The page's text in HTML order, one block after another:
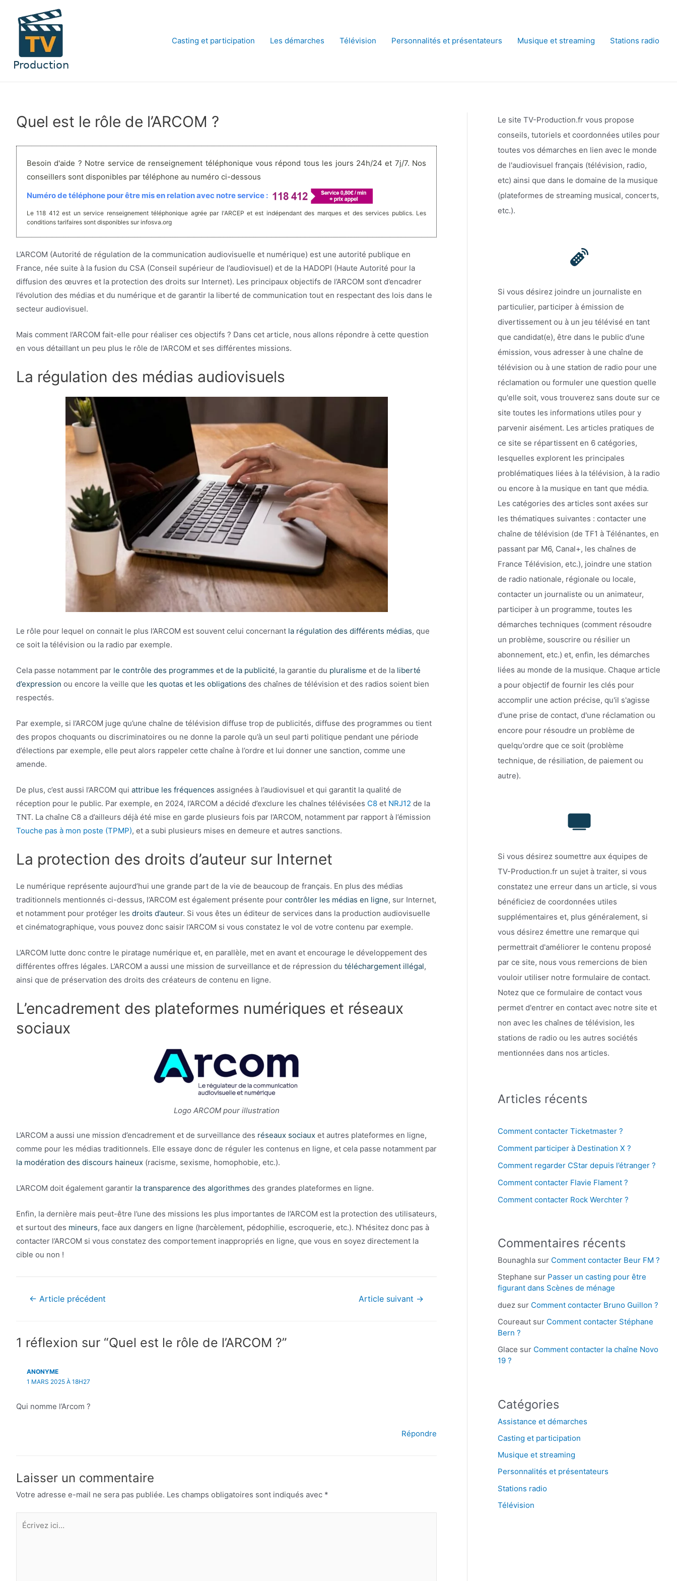
contenu
Casting et participation Les démarches Télévision Personnalités et présentateurs Musique et streaming Stations radio
Quel est le rôle de l’ARCOM ?
Besoin d'aide ? Notre service de renseignement téléphonique vous répond tous les jours 24h/24 et 7j/7. Nos
conseillers sont disponibles par téléphone au numéro ci-dessous
Numéro de téléphone pour être mis en relation avec notre service :
Le 118 412 est un service renseignement téléphonique agrée par l'ARCEP et est indépendant des marques et des services publics. Les
conditions tarifaires sont disponibles sur infosva.org
L’ARCOM (Autorité de régulation de la communication audiovisuelle et numérique) est une autorité publique en
France, née suite à la fusion du CSA (Conseil supérieur de l’audiovisuel) et de la HADOPI (Haute Autorité pour la
diffusion des œuvres et la protection des droits sur Internet). Les principaux objectifs de l’ARCOM sont d’encadrer
l’évolution des médias et du numérique et de garantir la liberté de communication tout en respectant des lois dans le
secteur audiovisuel.
Mais comment l’ARCOM fait-elle pour réaliser ces objectifs ? Dans cet article, nous allons répondre à cette question
en vous détaillant un peu plus le rôle de l’ARCOM et ses différentes missions.
La régulation des médias audiovisuels
Le rôle pour lequel on connait le plus l’ARCOM est souvent celui concernant la régulation des différents médias, que
ce soit la télévision ou la radio par exemple.
Cela passe notamment par le contrôle des programmes et de la publicité, la garantie du pluralisme et de la liberté
d’expression ou encore la veille que les quotas et les obligations des chaînes de télévision et des radios soient bien
respectés.
Par exemple, si l’ARCOM juge qu’une chaîne de télévision diffuse trop de publicités, diffuse des programmes ou tient
des propos choquants ou discriminatoires ou ne donne la parole qu’à un seul parti politique pendant une période
d’élections par exemple, elle peut alors rappeler cette chaîne à l’ordre et lui donner une sanction, comme une
amende.
De plus, c’est aussi l’ARCOM qui attribue les fréquences assignées à l’audiovisuel et qui garantit la qualité de
réception pour le public. Par exemple, en 2024, l’ARCOM a décidé d’exclure les chaînes télévisées C8 et NRJ12 de la
TNT. La chaîne C8 a d’ailleurs déjà été mise en garde plusieurs fois par l’ARCOM, notamment par rapport à l’émission
Touche pas à mon poste (TPMP), et a subi plusieurs mises en demeure et autres sanctions.
La protection des droits d’auteur sur Internet
Le numérique représente aujourd’hui une grande part de la vie de beaucoup de français. En plus des médias
traditionnels mentionnés ci-dessus, l’ARCOM est également présente pour contrôler les médias en ligne, sur Internet,
et notamment pour protéger les droits d’auteur. Si vous êtes un éditeur de services dans la production audiovisuelle
et cinématographique, vous pouvez donc saisir l’ARCOM si vous constatez le vol de votre contenu par exemple.
L’ARCOM lutte donc contre le piratage numérique et, en parallèle, met en avant et encourage le développement des
différentes offres légales. L’ARCOM a aussi une mission de surveillance et de répression du téléchargement illégal,
ainsi que de préservation des droits des créateurs de contenu en ligne.
L’encadrement des plateformes numériques et réseaux
sociaux
Logo ARCOM pour illustration
L’ARCOM a aussi une mission d’encadrement et de surveillance des réseaux sociaux et autres plateformes en ligne,
comme pour les médias traditionnels. Elle essaye donc de réguler les contenus en ligne, et cela passe notamment par
la modération des discours haineux (racisme, sexisme, homophobie, etc.).
L’ARCOM doit également garantir la transparence des algorithmes des grandes plateformes en ligne.
Enfin, la dernière mais peut-être l’une des missions les plus importantes de l’ARCOM est la protection des utilisateurs,
et surtout des mineurs, face aux dangers en ligne (harcèlement, pédophilie, escroquerie, etc.). N’hésitez donc pas à
contacter l’ARCOM si vous constatez des comportement inappropriés en ligne, que vous en soyez directement la
cible ou non !
Navigation
← Article précédent Article suivant →
1 réflexion sur “Quel est le rôle de l’ARCOM ?”
ANONYME
1 MARS 2025 À 18H27
Qui nomme l’Arcom ?
Répondre
Laisser un commentaire
Votre adresse e-mail ne sera pas publiée. Les champs obligatoires sont indiqués avec *
Écrivez
Le site TV-Production.fr vous propose
conseils, tutoriels et coordonnées utiles pour
toutes vos démarches en lien avec le monde
de l'audiovisuel français (télévision, radio,
etc) ainsi que dans le domaine de la musique
(plateformes de streaming musical, concerts,
etc.).
Si vous désirez joindre un journaliste en
particulier, participer à émission de
divertissement ou à un jeu télévisé en tant
que candidat(e), être dans le public d'une
émission, vous adresser à une chaîne de
télévision ou à une station de radio pour une
réclamation ou formuler une question quelle
qu'elle soit, vous trouverez sans doute sur ce
site toutes les informations utiles pour y
parvenir aisément. Les articles pratiques de
ce site se répartissent en 6 catégories,
lesquelles explorent les principales
problématiques liées à la télévision, à la radio
ou encore à la musique en tant que média.
Les catégories des articles sont axées sur
les thématiques suivantes : contacter une
chaîne de télévision (de TF1 à Télénantes, en
passant par M6, Canal+, les chaînes de
France Télévision, etc.), joindre une station
de radio nationale, régionale ou locale,
contacter un journaliste ou un animateur,
participer à un programme, toutes les
démarches techniques (comment résoudre
un problème, souscrire ou résilier un
abonnement, etc.) et, enfin, les démarches
liées au monde de la musique. Chaque article
a pour objectif de fournir les clés pour
accomplir une action précise, qu'il s'agisse
d'une prise de contact, d'une réclamation ou
encore pour résoudre un problème de
quelqu'ordre que ce soit (problème
technique, de résiliation, de paiement ou
autre).
Si vous désirez soumettre aux équipes de
TV-Production.fr un sujet à traiter, si vous
constatez une erreur dans un article, si vous
bénéficiez de coordonnées utiles
supplémentaires et, plus généralement, si
vous désirez émettre une remarque qui
permettrait d'améliorer le contenu proposé
par ce site, nous vous remercions de bien
vouloir utiliser notre formulaire de contact.
Notez que ce formulaire de contact vous
permet d'entrer en contact avec notre site et
non avec les chaînes de télévision, les
stations de radio ou les autres sociétés
mentionnées dans nos articles.
Articles récents
Comment contacter Ticketmaster ?
Comment participer à Destination X ?
Comment regarder CStar depuis l’étranger ?
Comment contacter Flavie Flament ?
Comment contacter Rock Werchter ?
Commentaires récents
Bounaghla sur Comment contacter Beur FM ?
Stephane sur Passer un casting pour être
figurant dans Scènes de ménage
duez sur Comment contacter Bruno Guillon ?
Coureaut sur Comment contacter Stéphane
Bern ?
Glace sur Comment contacter la chaîne Novo
19 ?
Catégories
Assistance et démarches
Casting et participation
Musique et streaming
Personnalités et présentateurs
Stations radio
Télévision